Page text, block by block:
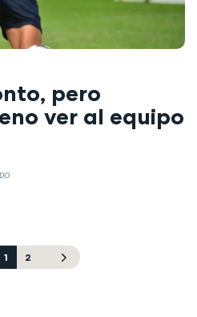
pero
ver al equipo
1 2